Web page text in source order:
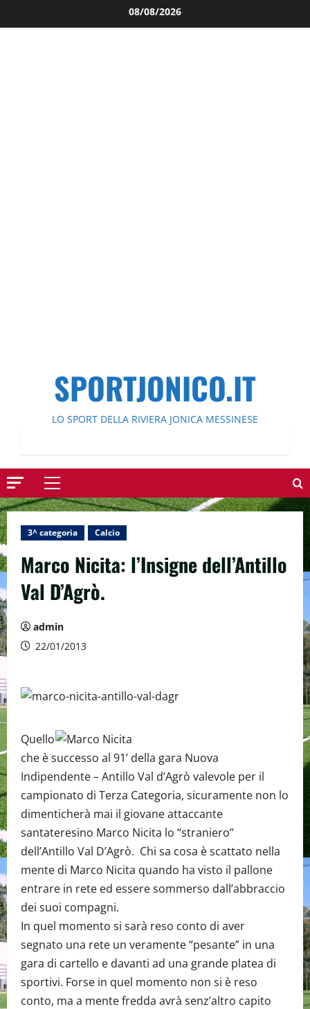
al
08/08/2026
SPORTJONICO.IT
LO SPORT DELLA RIVIERA JONICA MESSINESE
Menu
principale
3^ categoria Calcio
Marco Nicita: l’Insigne dell’Antillo
Val D’Agrò.
admin
22/01/2013
Quello
che è successo al 91’ della gara Nuova
Indipendente – Antillo Val d’Agrò valevole per il
campionato di Terza Categoria, sicuramente non lo
dimenticherà mai il giovane attaccante
santateresino Marco Nicita lo “straniero”
dell’Antillo Val D’Agrò. Chi sa cosa è scattato nella
mente di Marco Nicita quando ha visto il pallone
entrare in rete ed essere sommerso dall’abbraccio
dei suoi compagni.
In quel momento si sarà reso conto di aver
segnato una rete un veramente “pesante” in una
gara di cartello e davanti ad una grande platea di
sportivi. Forse in quel momento non si è reso
conto, ma a mente fredda avrà senz’altro capito